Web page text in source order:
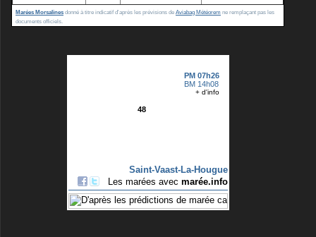
Marées Morsalines donné à titre indicatif d'après les prévisions de Aviabag Météorem ne remplaçant pas les
documents officiels.